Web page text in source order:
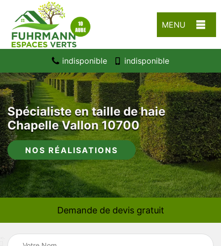
MENU
indisponible indisponible
Spécialiste en taille de haie
Chapelle Vallon 10700
NOS RÉALISATIONS
Demande de devis gratuit